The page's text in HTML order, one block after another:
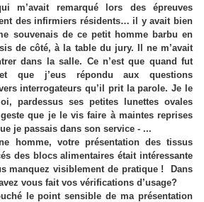
m’avait remarqué lors des épreuves
des infirmiers résidents… il y avait bien
souvenais de ce petit homme barbu en
de côté, à la table du jury. Il ne m’avait
dans la salle. Ce n’est que quand fut
que j’eus répondu aux questions
interrogateurs qu’il prit la parole. Je le
pardessus ses petites lunettes ovales
que je le vis faire à maintes reprises
je passais dans son service - ...
homme, votre présentation des tissus
des blocs alimentaires était intéressante
manquez visiblement de pratique !
Dans
vous fait vos vérifications d’usage?
le point sensible de ma présentation